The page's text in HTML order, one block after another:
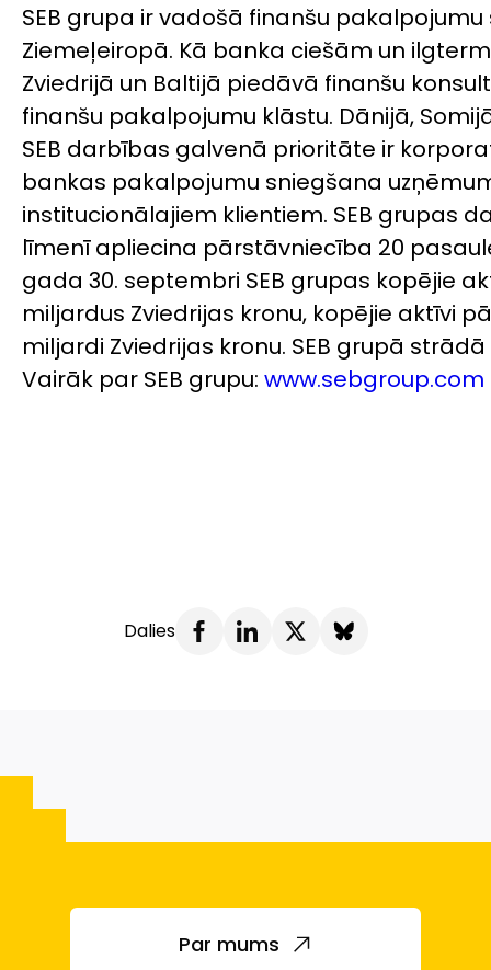
SEB grupa ir vadošā finanšu pakalpojumu
Ziemeļeiropā. Kā banka ciešām un
Zviedrijā un Baltijā piedāvā finanšu
finanšu pakalpojumu klāstu. Dānijā,
SEB darbības galvenā prioritāte ir
bankas pakalpojumu sniegšana
institucionālajiem klientiem. SEB grupas
līmenī apliecina pārstāvniecība 20
gada 30. septembri SEB grupas kopējie
miljardus Zviedrijas kronu, kopējie aktīvi
miljardi Zviedrijas kronu. SEB grupā
Vairāk par SEB grupu: www.sebgroup.com
Dalies
Par mums